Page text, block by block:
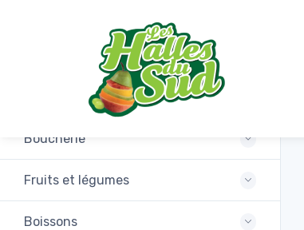
Promotions
Boucherie
Fruits et légumes
Boissons